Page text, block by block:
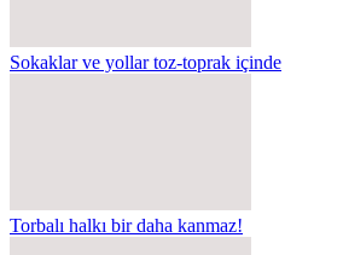
Sokaklar ve yollar toz-toprak içinde
Torbalı halkı bir daha kanmaz!